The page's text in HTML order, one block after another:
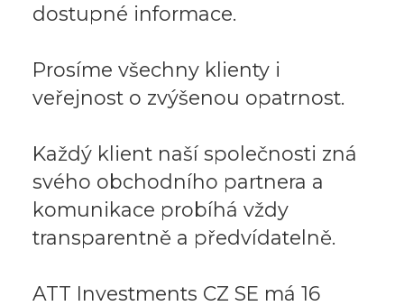
dostupné informace.
Prosíme všechny klienty i
veřejnost o zvýšenou opatrnost.
Každý klient naší společnosti zná
svého obchodního partnera a
komunikace probíhá vždy
transparentně a předvídatelně.
ATT Investments CZ SE má 16